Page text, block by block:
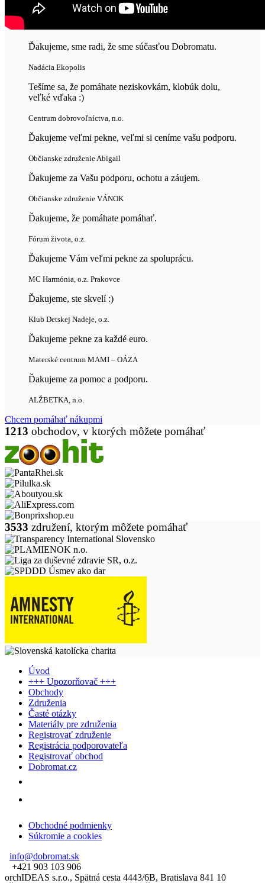
Ďakujeme, sme radi, že sme súčasťou Dobromatu.
Nadácia Ekopolis
Tešíme sa, že pomáhate neziskovkám, klobúk dolu,
veľké vďaka :)
Centrum dobrovoľníctva, n.o.
Ďakujeme veľmi pekne, veľmi si ceníme vašu podporu.
Občianske združenie Abigail
Ďakujeme za Vašu podporu, ochotu a záujem.
Občianske združenie VÁNOK
Ďakujeme, že pomáhate pomáhať.
Fórum života, o.z.
Ďakujeme Vám veľmi pekne za spoluprácu.
MC Harmónia, o.z. Prakovce
Ďakujeme, ste skvelí :)
Klub Detskej Nadeje, o.z.
Ďakujeme pekne za každé euro.
Materské centrum MAMI – OÁZA
Ďakujeme za pomoc a podporu.
ALŽBETKA, n.o.
Chcem pomáhať nákupmi
1213 obchodov, v ktorých môžete pomáhať
3533 združení, ktorým môžete pomáhať
Úvod
+++ Upozorňovač +++
Obchody
Združenia
Časté otázky
Materiály pre združenia
Registrovať združenie
Registrácia podporovateľa
Registrovať obchod
Dobromat.cz
Obchodné podmienky
Súkromie a cookies
info@dobromat.sk
+421 903 103 906
orchIDEAS s.r.o., Spätná cesta 4443/6B, Bratislava 841 10